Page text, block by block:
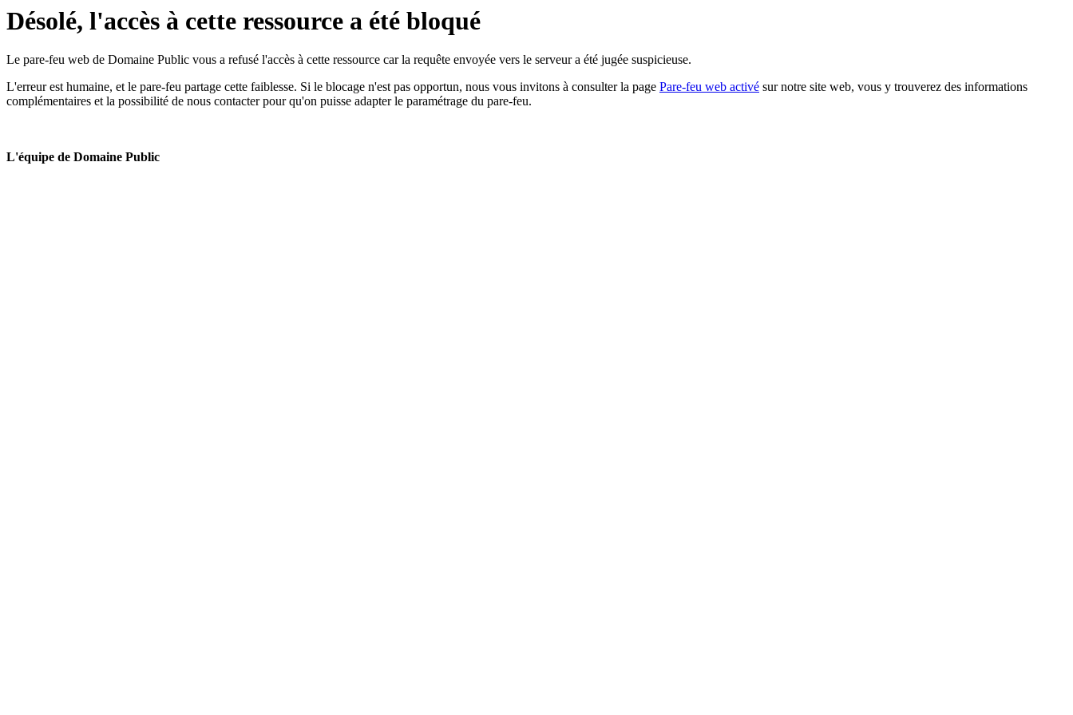
Désolé, l'accès à cette ressource a été bloqué
Le pare-feu web de Domaine Public vous a refusé l'accès à cette ressource car la requête envoyée vers le serveur a été jugée suspicieuse.
L'erreur est humaine, et le pare-feu partage cette faiblesse. Si le blocage n'est pas opportun, nous vous invitons à consulter la page Pare-feu web activé sur notre site web, vous y trouverez des informations
complémentaires et la possibilité de nous contacter pour qu'on puisse adapter le paramétrage du pare-feu.
L'équipe de Domaine Public